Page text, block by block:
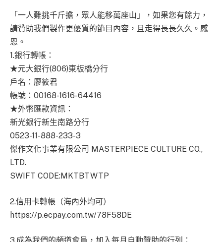
「一人難挑千斤擔，眾人能移萬座山」，如果您有餘力，
請贊助我們製作更優質的節目內容，且走得長長久久。感
恩。
1.銀行轉帳：
★元大銀行(806)東板橋分行
戶名：廖筱君
帳號：00168-1616-64416
★外幣匯款資訊：
新光銀行新生南路分行
0523-11-888-233-3
傑作文化事業有限公司 MASTERPIECE CULTURE CO.,
LTD.
SWIFT CODE:MKTBTWTP
2.信用卡轉帳（海內外均可）
https://p.ecpay.com.tw/78F58DE